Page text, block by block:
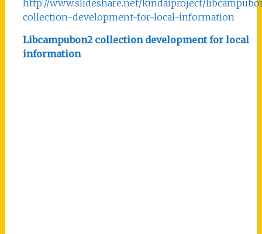
http://www.slideshare.net/kindaiproject/
collection-development-for-local-information
Libcampubon2 collection development for local
information